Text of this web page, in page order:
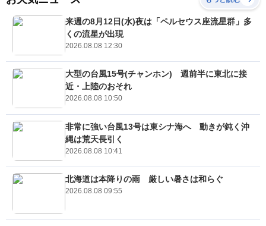
来週の8月12日(水)夜は「ペルセウス座流星群」多
くの流星が出現
2026.08.08 12:30
大型の台風15号(チャンホン) 週前半に東北に接
近・上陸のおそれ
2026.08.08 10:50
非常に強い台風13号は東シナ海へ 動きが鈍く沖
縄は荒天長引く
2026.08.08 10:41
北海道は本降りの雨 厳しい暑さは和らぐ
2026.08.08 09:55